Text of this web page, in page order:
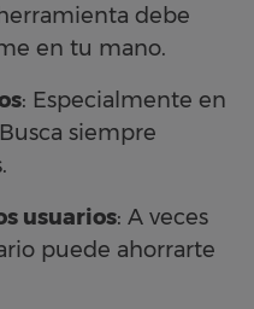
debe
en tu mano.
: Especialmente en
siempre
usuarios: A veces
puede ahorrarte